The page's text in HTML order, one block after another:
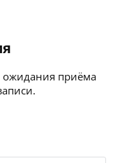
ожидания приёма